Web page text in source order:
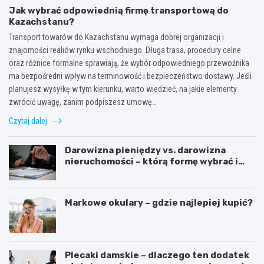
Jak wybrać odpowiednią firmę transportową do
Kazachstanu?
Transport towarów do Kazachstanu wymaga dobrej organizacji i
znajomości realiów rynku wschodniego. Długa trasa, procedury celne
oraz różnice formalne sprawiają, że wybór odpowiedniego przewoźnika
ma bezpośredni wpływ na terminowość i bezpieczeństwo dostawy. Jeśli
planujesz wysyłkę w tym kierunku, warto wiedzieć, na jakie elementy
zwrócić uwagę, zanim podpiszesz umowę…
Czytaj dalej
Darowizna pieniędzy vs. darowizna
nieruchomości – którą formę wybrać i
Markowe okulary – gdzie najlepiej kupić?
Plecaki damskie – dlaczego ten dodatek